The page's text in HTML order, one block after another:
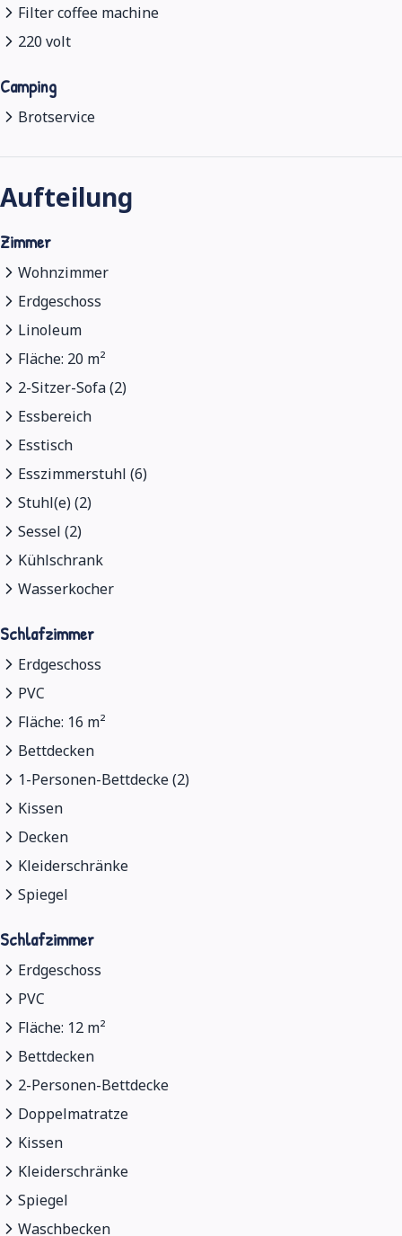
Filter coffee machine
220 volt
Camping
Brotservice
Aufteilung
Zimmer
Wohnzimmer
Erdgeschoss
Linoleum
Fläche: 20 m²
2-Sitzer-Sofa (2)
Essbereich
Esstisch
Esszimmerstuhl (6)
Stuhl(e) (2)
Sessel (2)
Kühlschrank
Wasserkocher
Schlafzimmer
Erdgeschoss
PVC
Fläche: 16 m²
Bettdecken
1-Personen-Bettdecke (2)
Kissen
Decken
Kleiderschränke
Spiegel
Schlafzimmer
Erdgeschoss
PVC
Fläche: 12 m²
Bettdecken
2-Personen-Bettdecke
Doppelmatratze
Kissen
Kleiderschränke
Spiegel
Waschbecken